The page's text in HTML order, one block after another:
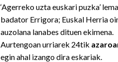
‘Agerreko uzta euskari puzka’
badator Errigora; Euskal Herria
auzolana lanabes dituen ekimena.
Aurtengoan urriarek 24tik
egin ahal izango dira eskariak.